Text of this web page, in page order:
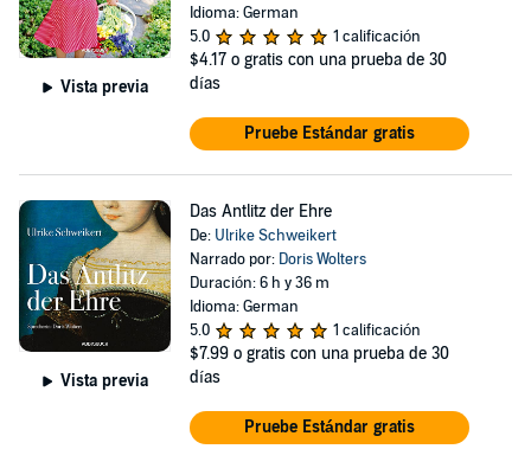
Vista previa
Idioma: German
5.0
1 calificación
$4.17 o gratis con una prueba de 30
días
Pruebe Estándar gratis
Vista previa
Das Antlitz der Ehre
De: Ulrike Schweikert
Narrado por: Doris Wolters
Duración: 6 h y 36 m
Idioma: German
5.0
1 calificación
$7.99 o gratis con una prueba de 30
días
Pruebe Estándar gratis